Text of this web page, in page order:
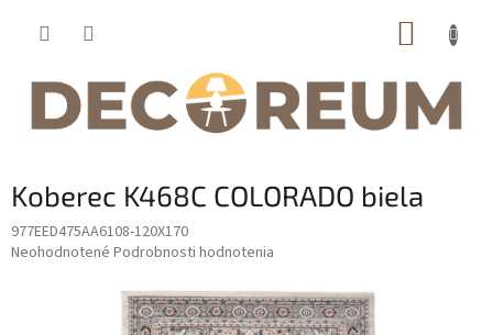
Koberec K468C COLORADO biela
977EED475AA6108-120X170
Priemerné
Neohodnotené Podrobnosti hodnotenia